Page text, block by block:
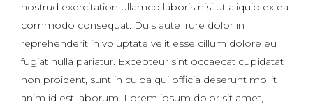
nostrud exercitation ullamco laboris nisi ut aliquip ex ea
commodo consequat. Duis aute irure dolor in
reprehenderit in voluptate velit esse cillum dolore eu
fugiat nulla pariatur. Excepteur sint occaecat cupidatat
non proident, sunt in culpa qui officia deserunt mollit
anim id est laborum. Lorem ipsum dolor sit amet,